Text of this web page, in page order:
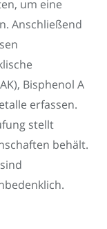
um eine
Anschließend
Bisphenol A
erfassen.
stellt
behält.